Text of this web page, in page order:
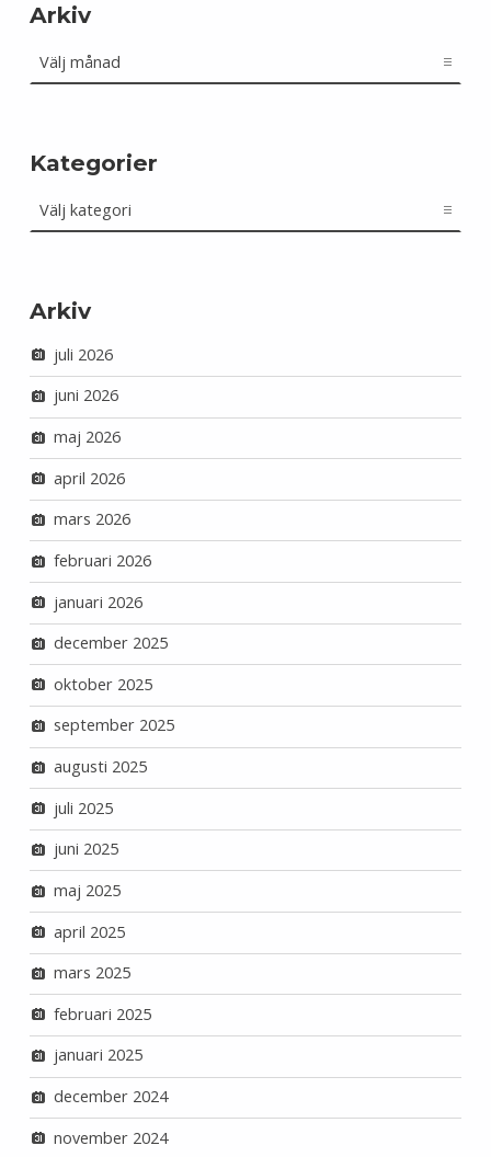
Arkiv
Kategorier
Arkiv
juli 2026
juni 2026
maj 2026
april 2026
mars 2026
februari 2026
januari 2026
december 2025
oktober 2025
september 2025
augusti 2025
juli 2025
juni 2025
maj 2025
april 2025
mars 2025
februari 2025
januari 2025
december 2024
november 2024